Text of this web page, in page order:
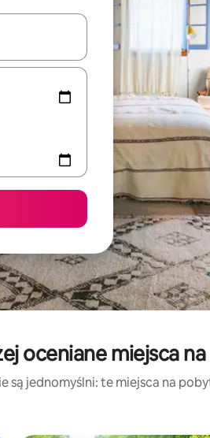
się po nich za pomocą
oceniane miejsca
są jednomyślni: te miejsca na